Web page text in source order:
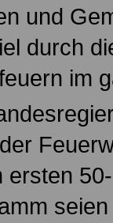
und
durch
im
ersten